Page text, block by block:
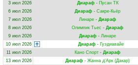
3 июл 2026
Диараф- Пусан ТК
6 июл 2026
Диараф - Сакре-Кьёр
7 июл 2026
Линаре - Диараф
8 июл 2026
Олимпик Тьес - Диараф
9 июл 2026
Диараф - Линаре
10 июл 2026
Диараф - Гуэдиавайе
11 июл 2026
Кано Спорт - Диараф
13 июл 2026
Диараф - Жанна д'Арк (Дакар)